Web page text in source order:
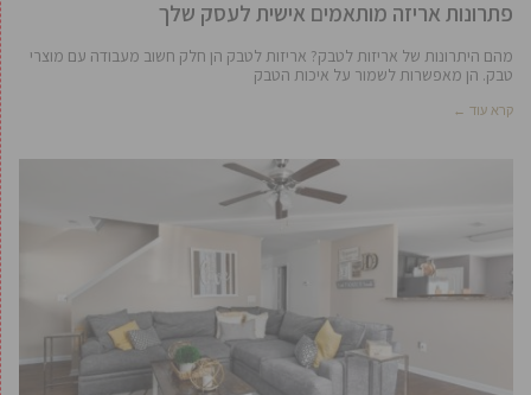
פתרונות אריזה מותאמים אישית לעסק שלך
מהם היתרונות של אריזות לטבק? אריזות לטבק הן חלק חשוב מעבודה עם מוצרי
טבק. הן מאפשרות לשמור על איכות הטבק
קרא עוד ←